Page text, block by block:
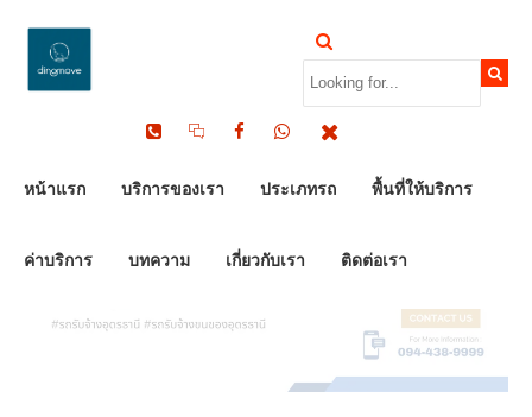
หน้าแรก บริการของเรา ประเภทรถ พื้นที่ให้บริการ
ค่าบริการ บทความ เกี่ยวกับเรา ติดต่อเรา